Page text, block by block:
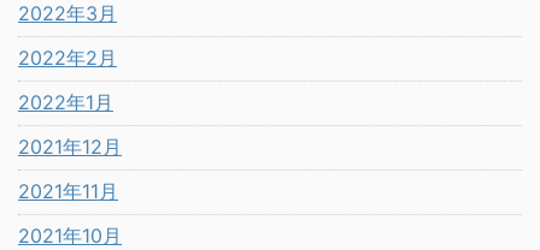
2022年3月
2022年2月
2022年1月
2021年12月
2021年11月
2021年10月